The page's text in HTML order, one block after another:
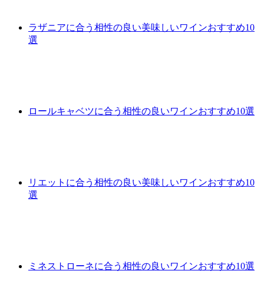
ラザニアに合う相性の良い美味しいワインおすすめ10
選
ロールキャベツに合う相性の良いワインおすすめ10選
リエットに合う相性の良い美味しいワインおすすめ10
選
ミネストローネに合う相性の良いワインおすすめ10選